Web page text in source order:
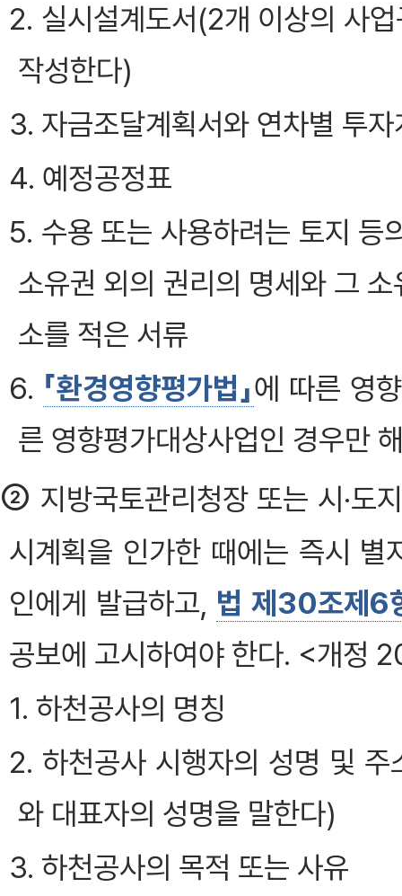
2. 실시설계도서(2개 이상의 사
작성한다)
3. 자금조달계획서와 연차별 투자
4. 예정공정표
5. 수용 또는 사용하려는 토지 등
소유권 외의 권리의 명세와 그
소를 적은 서류
6. 「환경영향평가법」에 따른 영
른 영향평가대상사업인 경우만
② 지방국토관리청장 또는 시·도
시계획을 인가한 때에는 즉시
인에게 발급하고, 법 제30조제6
공보에 고시하여야 한다. <개정
1. 하천공사의 명칭
2. 하천공사 시행자의 성명 및
와 대표자의 성명을 말한다)
3. 하천공사의 목적 또는 사유